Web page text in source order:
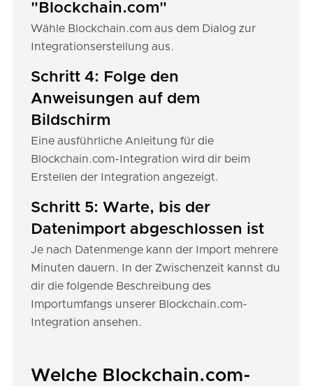
"Blockchain.com"
Wähle Blockchain.com aus dem Dialog zur
Integrationserstellung aus.
Schritt 4: Folge den
Anweisungen auf dem
Bildschirm
Eine ausführliche Anleitung für die
Blockchain.com-Integration wird dir beim
Erstellen der Integration angezeigt.
Schritt 5: Warte, bis der
Datenimport abgeschlossen ist
Je nach Datenmenge kann der Import mehrere
Minuten dauern. In der Zwischenzeit kannst du
dir die folgende Beschreibung des
Importumfangs unserer Blockchain.com-
Integration ansehen.
Welche Blockchain.com-